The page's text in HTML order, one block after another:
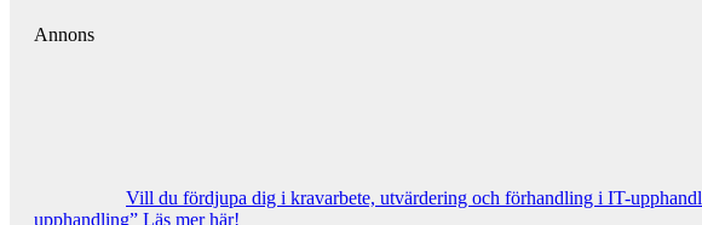
Annons
Vill du fördjupa dig i kravarbete, utvärdering och förhandling i IT-
upphandling” Läs mer här!